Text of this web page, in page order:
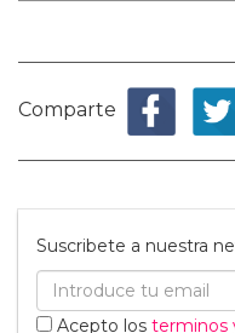
Comparte
Suscribete a nuestra
Acepto los terminos